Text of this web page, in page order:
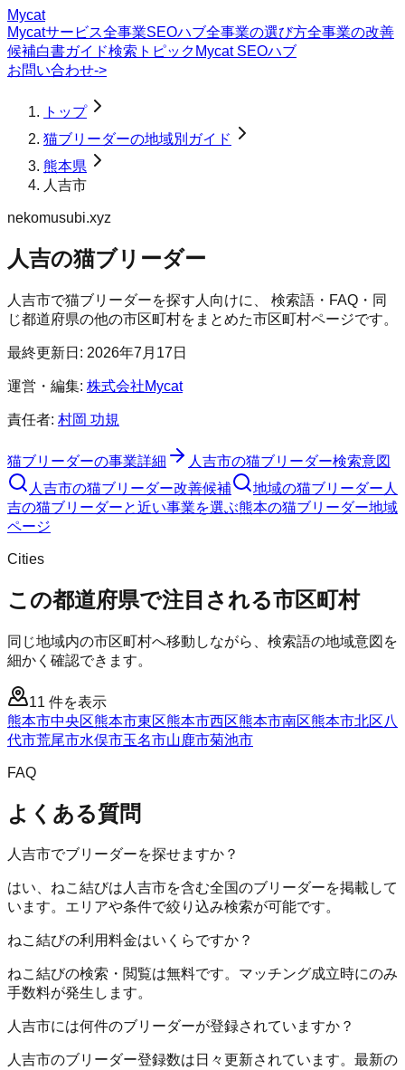
Mycat
Mycatサービス全事業SEOハブ全事業の選び方全事業の改善
候補白書ガイド検索トピック Mycat SEOハブ
お問い合わせ->
トップ
猫ブリーダーの地域別ガイド
熊本県
人吉市
nekomusubi.xyz
人吉の猫ブリーダー
人吉市で猫ブリーダーを探す人向けに、 検索語・FAQ・同
じ都道府県の他の市区町村をまとめた市区町村ページです。
最終更新日: 2026年7月17日
運営・編集: 株式会社Mycat
責任者: 村岡 功規
猫ブリーダーの事業詳細 人吉市の猫ブリーダー検索意図
人吉市の猫ブリーダー改善候補 地域の猫ブリーダー 人
吉の猫ブリーダーと近い事業を選ぶ熊本の猫ブリーダー地域
ページ
Cities
この都道府県で注目される市区町村
同じ地域内の市区町村へ移動しながら、検索語の地域意図を
細かく確認できます。
11 件を表示
熊本市中央区熊本市東区熊本市西区熊本市南区熊本市北区八
代市荒尾市水俣市玉名市山鹿市菊池市
FAQ
よくある質問
人吉市でブリーダーを探せますか？
はい、ねこ結びは人吉市を含む全国のブリーダーを掲載して
います。エリアや条件で絞り込み検索が可能です。
ねこ結びの利用料金はいくらですか？
ねこ結びの検索・閲覧は無料です。マッチング成立時にのみ
手数料が発生します。
人吉市には何件のブリーダーが登録されていますか？
人吉市のブリーダー登録数は日々更新されています。最新の